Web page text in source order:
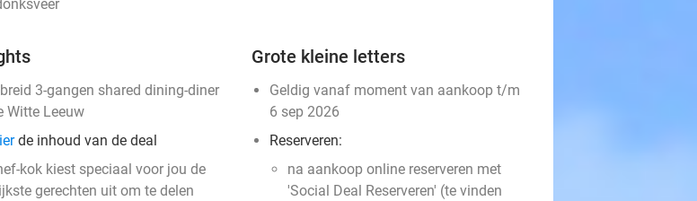
3-gangen shared dining-diner
Witte Leeuw
de inhoud van de deal
kok kiest speciaal voor jou de
gerechten uit om te delen
Grote kleine letters
Geldig vanaf moment van aankoop t/m
6 sep 2026
Reserveren:
na aankoop online reserveren met
'Social Deal Reserveren' (te vinden